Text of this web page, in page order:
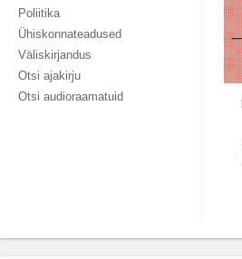
Poliitika
Ühiskonnateadused
Väliskirjandus
Otsi ajakirju
Otsi audioraamatuid